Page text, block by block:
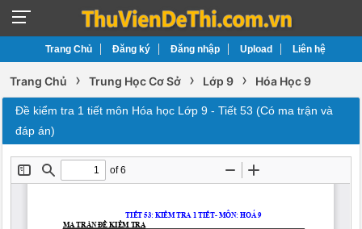
Trang Chủ Đăng ký Đăng nhập Upload Liên hệ
Trang Chủ › Trung Học Cơ Sở › Lớp 9 › Hóa Học 9
Đề kiểm tra 1 tiết môn Hóa học Lớp 9 - Tiết 53 (Có ma trận và
đáp án)